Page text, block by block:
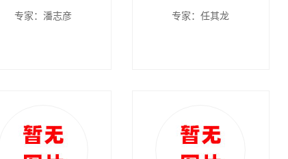
专家：潘志彦 专家：任其龙